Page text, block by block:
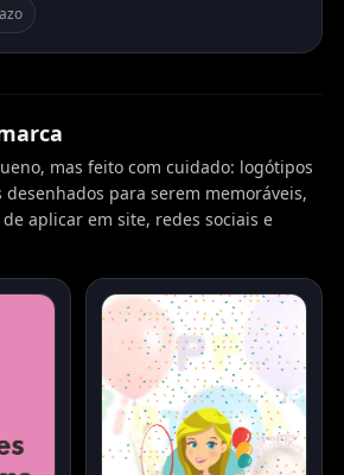
mas feito com cuidado: logótipos
para serem memoráveis,
aplicar em site, redes sociais e